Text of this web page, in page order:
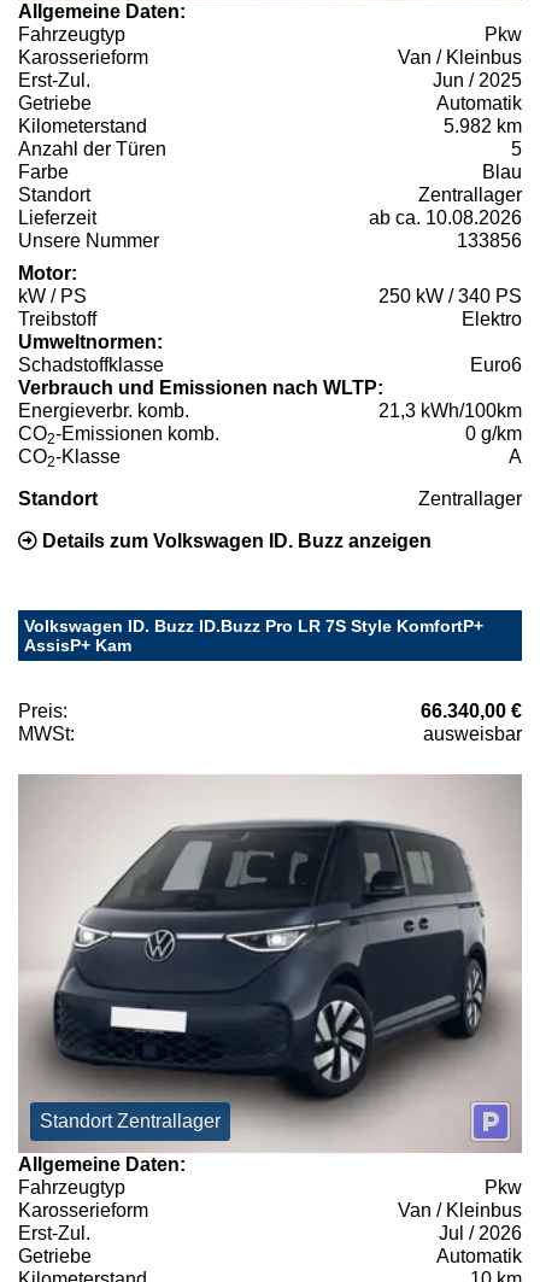
Allgemeine Daten:
Fahrzeugtyp
Pkw
Karosserieform
Van / Kleinbus
Erst-Zul.
Jun / 2025
Getriebe
Automatik
Kilometerstand
5.982 km
Anzahl der Türen
5
Farbe
Blau
Standort
Zentrallager
Lieferzeit
ab ca. 10.08.2026
Unsere Nummer
133856
Motor:
kW / PS
250 kW / 340 PS
Treibstoff
Elektro
Umweltnormen:
Schadstoffklasse
Euro6
Verbrauch und Emissionen nach WLTP:
Energieverbr. komb.
21,3 kWh/100km
CO2-Emissionen komb.
0 g/km
CO2-Klasse A
Standort Zentrallager
Details zum Volkswagen ID. Buzz anzeigen
Volkswagen ID. Buzz ID.Buzz Pro LR 7S Style KomfortP+
AssisP+ Kam
Preis:
66.340,00 €
MWSt:
ausweisbar
Standort Zentrallager
Allgemeine Daten:
Fahrzeugtyp
Pkw
Karosserieform
Van / Kleinbus
Erst-Zul.
Jul / 2026
Getriebe
Automatik